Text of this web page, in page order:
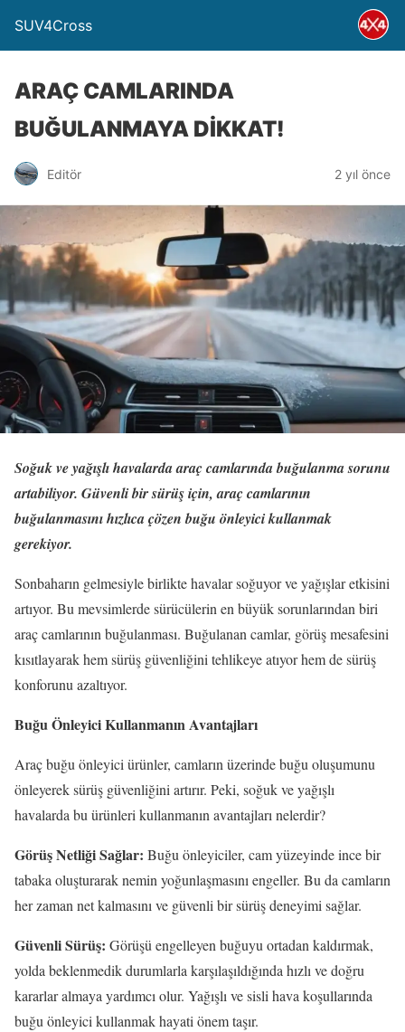
SUV4Cross
ARAÇ CAMLARINDA
BUĞULANMAYA DİKKAT!
Editör 2 yıl önce
Soğuk ve yağışlı havalarda araç camlarında buğulanma sorunu
artabiliyor. Güvenli bir sürüş için, araç camlarının
buğulanmasını hızlıca çözen buğu önleyici kullanmak
gerekiyor.
Sonbaharın gelmesiyle birlikte havalar soğuyor ve yağışlar etkisini
artıyor. Bu mevsimlerde sürücülerin en büyük sorunlarından biri
araç camlarının buğulanması. Buğulanan camlar, görüş mesafesini
kısıtlayarak hem sürüş güvenliğini tehlikeye atıyor hem de sürüş
konforunu azaltıyor.
Buğu Önleyici Kullanmanın Avantajları
Araç buğu önleyici ürünler, camların üzerinde buğu oluşumunu
önleyerek sürüş güvenliğini artırır. Peki, soğuk ve yağışlı
havalarda bu ürünleri kullanmanın avantajları nelerdir?
Görüş Netliği Sağlar: Buğu önleyiciler, cam yüzeyinde ince bir
tabaka oluşturarak nemin yoğunlaşmasını engeller. Bu da camların
her zaman net kalmasını ve güvenli bir sürüş deneyimi sağlar.
Güvenli Sürüş: Görüşü engelleyen buğuyu ortadan kaldırmak,
yolda beklenmedik durumlarla karşılaşıldığında hızlı ve doğru
kararlar almaya yardımcı olur. Yağışlı ve sisli hava koşullarında
buğu önleyici kullanmak hayati önem taşır.